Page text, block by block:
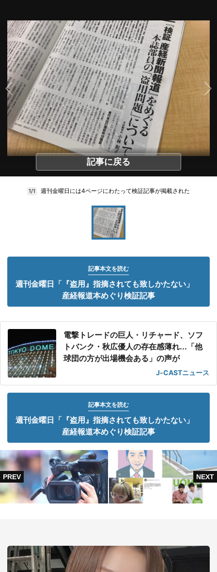
記事に戻る
1/1 週刊金曜日には4ページにわたって検証記事が掲載された
記事本文を読む
週刊金曜日「『盗用』指摘されても致しかたない」
産経報道本めぐり検証記事
電撃トレードの巨人・リチャード、ソフ
トバンク・秋広優人の存在感薄れ...「他
球団の方が出場機会ある」の声が
J-CASTニュース
記事本文を読む
週刊金曜日「『盗用』指摘されても致しかたない」
産経報道本めぐり検証記事